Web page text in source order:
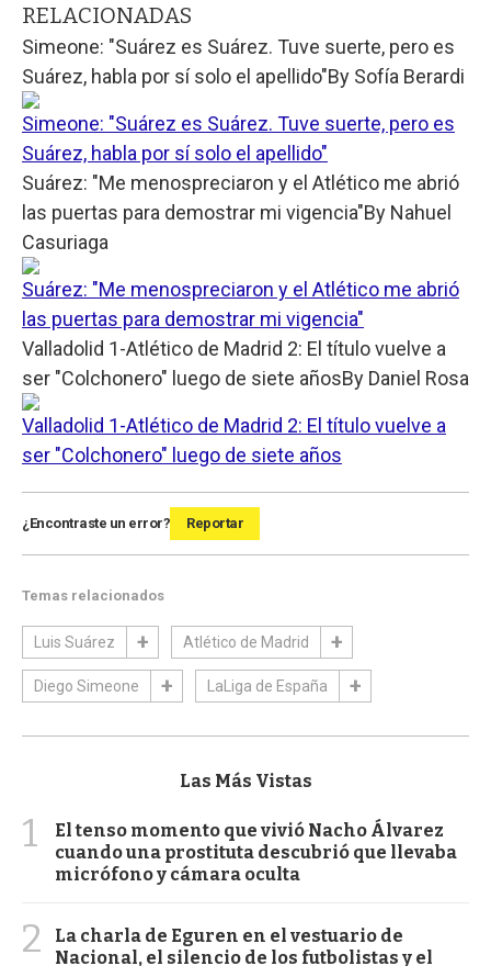
RELACIONADAS
Simeone: "Suárez es Suárez. Tuve suerte, pero es
Suárez, habla por sí solo el apellido"By Sofía Berardi
Simeone: "Suárez es Suárez. Tuve suerte, pero es
Suárez, habla por sí solo el apellido"
Suárez: "Me menospreciaron y el Atlético me abrió
las puertas para demostrar mi vigencia"By Nahuel
Casuriaga
Suárez: "Me menospreciaron y el Atlético me abrió
las puertas para demostrar mi vigencia"
Valladolid 1-Atlético de Madrid 2: El título vuelve a
ser "Colchonero" luego de siete añosBy Daniel Rosa
Valladolid 1-Atlético de Madrid 2: El título vuelve a
ser "Colchonero" luego de siete años
¿Encontraste un error? Reportar
Temas relacionados
Luis Suárez Atlético de Madrid
Diego Simeone LaLiga de España
Las Más Vistas
1
El tenso momento que vivió Nacho Álvarez
cuando una prostituta descubrió que llevaba
micrófono y cámara oculta
2
La charla de Eguren en el vestuario de
Nacional, el silencio de los futbolistas y el